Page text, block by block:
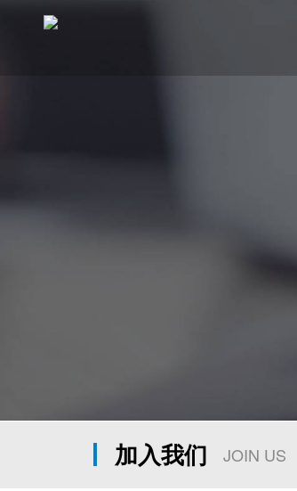
加入我们 JOIN US